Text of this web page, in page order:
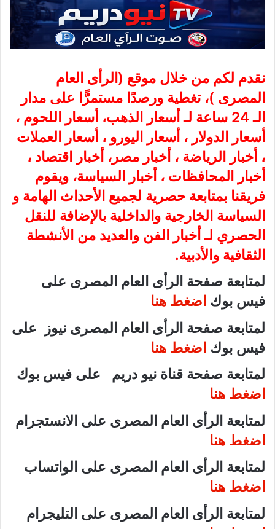
نقدم لكم من خلال موقع ( الرأى العام
المصرى )، تغطية ورصدًا مستمرًّا على مدار
الـ 24 ساعة لـ أسعار الذهب، أسعار اللحوم ،
أسعار الدولار ، أسعار اليورو ، أسعار العملات
، أخبار الرياضة ، أخبار مصر، أخبار اقتصاد ،
أخبار المحافظات ، أخبار السياسة، ويقوم
فريقنا بمتابعة حصرية لجميع الأحداث الهامة و
السياسة الخارجية والداخلية بالإضافة للنقل
الحصري لـ أخبار الفن والعديد من الأنشطة
الثقافية والأدبية.
لمتابعة صفحة الرأى العام المصرى على
فيس بوك اضغط هنا
لمتابعة صفحة الرأى العام المصرى نيوز على
فيس بوك اضغط هنا
لمتابعة صفحة قناة نيو دريم على فيس بوك
اضغط هنا
لمتابعة الرأى العام المصرى على الانستجرام
اضغط هنا
لمتابعة الرأى العام المصرى على الواتساب
اضغط هنا
لمتابعة الرأى العام المصرى على التليجرام